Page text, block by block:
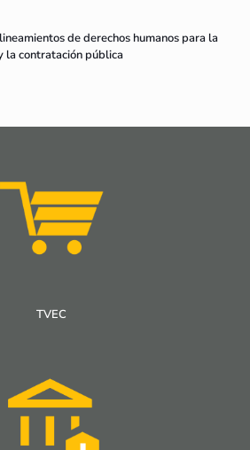
de derechos humanos para la
la contratación pública
TVEC